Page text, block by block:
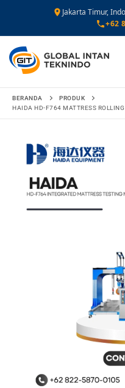
Jakarta Timur,
+62
Lompat
BERANDA
PRODUK
HAIDA HD-F764 MATTRESS